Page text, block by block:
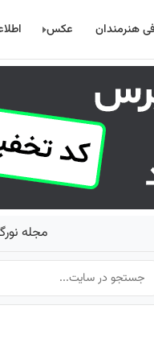
هنرمندان عکس
مجله